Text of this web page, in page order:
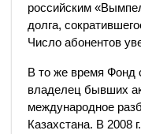
российским
долга,
Число абонентов
В то же время Фонд
владелец бывших
международное
Казахстана. В 2008